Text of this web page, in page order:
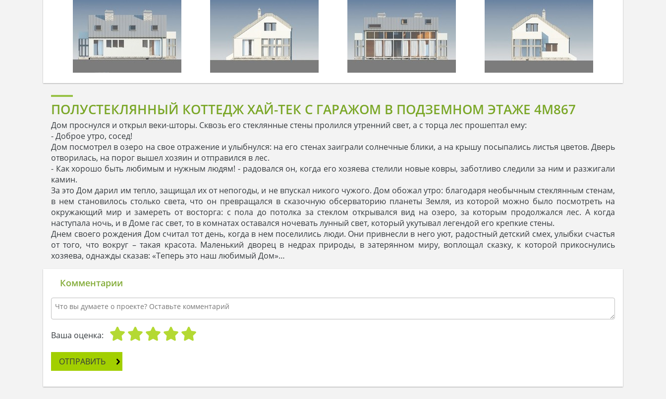
ПОЛУСТЕКЛЯННЫЙ КОТТЕДЖ ХАЙ-ТЕК С ГАРАЖОМ В ПОДЗЕМНОМ ЭТАЖЕ 4M867
Дом проснулся и открыл веки-шторы. Сквозь его стеклянные стены пролился утренний свет, а с торца лес прошептал ему:
- Доброе утро, сосед!
Дом посмотрел в озеро на свое отражение и улыбнулся: на его стенах заиграли солнечные блики, а на крышу посыпались листья цветов. Дверь
отворилась, на порог вышел хозяин и отправился в лес.
- Как хорошо быть любимым и нужным людям! - радовался он, когда его хозяева стелили новые ковры, заботливо следили за ним и разжигали
камин.
За это Дом дарил им тепло, защищал их от непогоды, и не впускал никого чужого. Дом обожал утро: благодаря необычным стеклянным стенам,
в нем становилось столько света, что он превращался в сказочную обсерваторию планеты Земля, из которой можно было посмотреть на
окружающий мир и замереть от восторга: с пола до потолка за стеклом открывался вид на озеро, за которым продолжался лес. А когда
наступала ночь, и в Доме гас свет, то в комнатах оставался ночевать лунный свет, который укутывал легендой его крепкие стены.
Днем своего рождения Дом считал тот день, когда в нем поселились люди. Они привнесли в него уют, радостный детский смех, улыбки счастья
от того, что вокруг – такая красота. Маленький дворец в недрах природы, в затерянном миру, воплощал сказку, к которой прикоснулись
хозяева, однажды сказав: «Теперь это наш любимый Дом»…
Комментарии
Ваша оценка:
ОТПРАВИТЬ